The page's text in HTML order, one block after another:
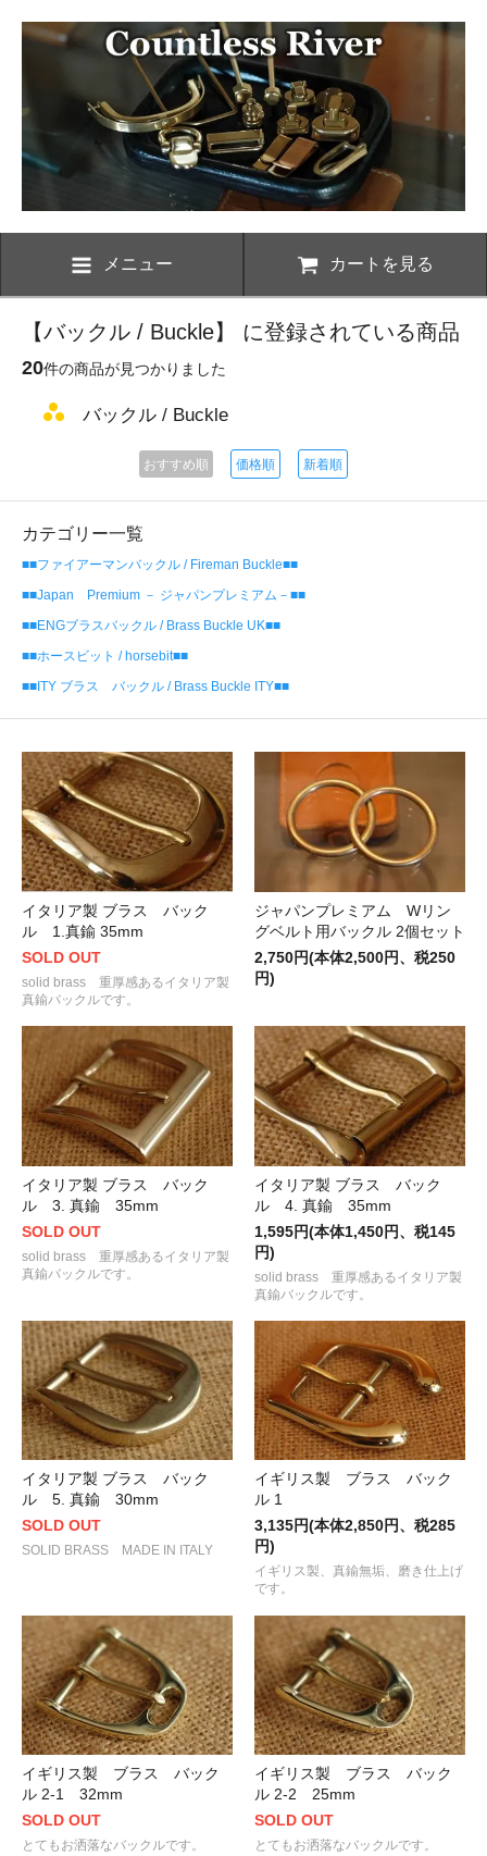
メニュー カートを見る
【バックル / Buckle】 に登録されている商品
20件の商品が見つかりました
バックル / Buckle
おすすめ順 価格順 新着順
カテゴリー一覧
■■ファイアーマンバックル / Fireman Buckle■■
■■Japan Premium － ジャパンプレミアム－■■
■■ENGブラスバックル / Brass Buckle UK■■
■■ホースビット / horsebit■■
■■ITY ブラス バックル / Brass Buckle ITY■■
イタリア製 ブラス バック
ル 1.真鍮 35mm
SOLD OUT
solid brass 重厚感あるイタリア製
真鍮バックルです。
ジャパンプレミアム Wリン
グベルト用バックル 2個セット
2,750円(本体2,500円、税250
円)
イタリア製 ブラス バック
ル 3. 真鍮 35mm
SOLD OUT
solid brass 重厚感あるイタリア製
真鍮バックルです。
イタリア製 ブラス バック
ル 4. 真鍮 35mm
1,595円(本体1,450円、税145
円)
solid brass 重厚感あるイタリア製
真鍮バックルです。
イタリア製 ブラス バック
ル 5. 真鍮 30mm
SOLD OUT
SOLID BRASS MADE IN ITALY
イギリス製 ブラス バック
ル 1
3,135円(本体2,850円、税285
円)
イギリス製、真鍮無垢、磨き仕上げ
です。
イギリス製 ブラス バック
ル 2-1 32mm
SOLD OUT
とてもお洒落なバックルです。
イギリス製 ブラス バック
ル 2-2 25mm
SOLD OUT
とてもお洒落なバックルです。